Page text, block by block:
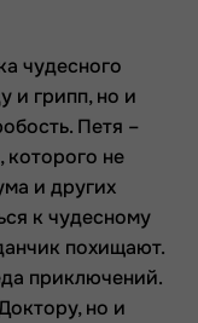
чудесного
и грипп, но и
Петя –
которого не
и других
к чудесному
похищают.
приключений.
но и